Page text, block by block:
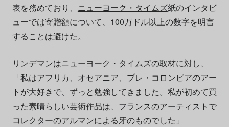
表を務めており、 ニューヨーク・タイムズ紙のインタビ
ューでは寄贈額について、100万ドル以上の数字を明言
することは避けた。
リンデマンはニューヨーク・タイムズの取材に対し、
「私はアフリカ、オセアニア、プレ・コロンビアのアー
トが大好きで、ずっと勉強してきました。私が初めて買
った素晴らしい芸術作品は、フランスのアーティストで
コレクターのアルマンによる牙のものでした」